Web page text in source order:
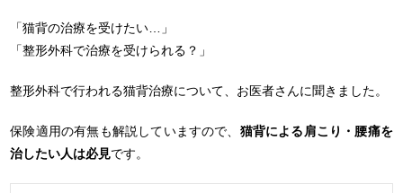
「猫背の治療を受けたい…」
「整形外科で治療を受けられる？」
整形外科で行われる猫背治療について、お医者さんに聞きました。
保険適用の有無も解説していますので、 猫背による肩こり・腰痛を
治したい人は必見です。